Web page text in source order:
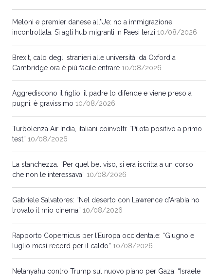
Meloni e premier danese all’Ue: no a immigrazione
incontrollata. Sì agli hub migranti in Paesi terzi 10/08/2026
Brexit, calo degli stranieri alle università: da Oxford a
Cambridge ora è più facile entrare 10/08/2026
Aggrediscono il figlio, il padre lo difende e viene preso a
pugni: è gravissimo 10/08/2026
Turbolenza Air India, italiani coinvolti: “Pilota positivo a primo
test” 10/08/2026
La stanchezza. “Per quel bel viso, si era iscritta a un corso
che non le interessava” 10/08/2026
Gabriele Salvatores: “Nel deserto con Lawrence d’Arabia ho
trovato il mio cinema” 10/08/2026
Rapporto Copernicus per l’Europa occidentale: “Giugno e
luglio mesi record per il caldo” 10/08/2026
Netanyahu contro Trump sul nuovo piano per Gaza: “Israele